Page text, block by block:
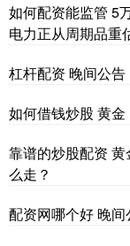
如何配资能监管 5
电力正从周期品重
杠杆配资 晚间公
如何借钱炒股 黄
靠谱的炒股配资
么走？
配资网哪个好 晚